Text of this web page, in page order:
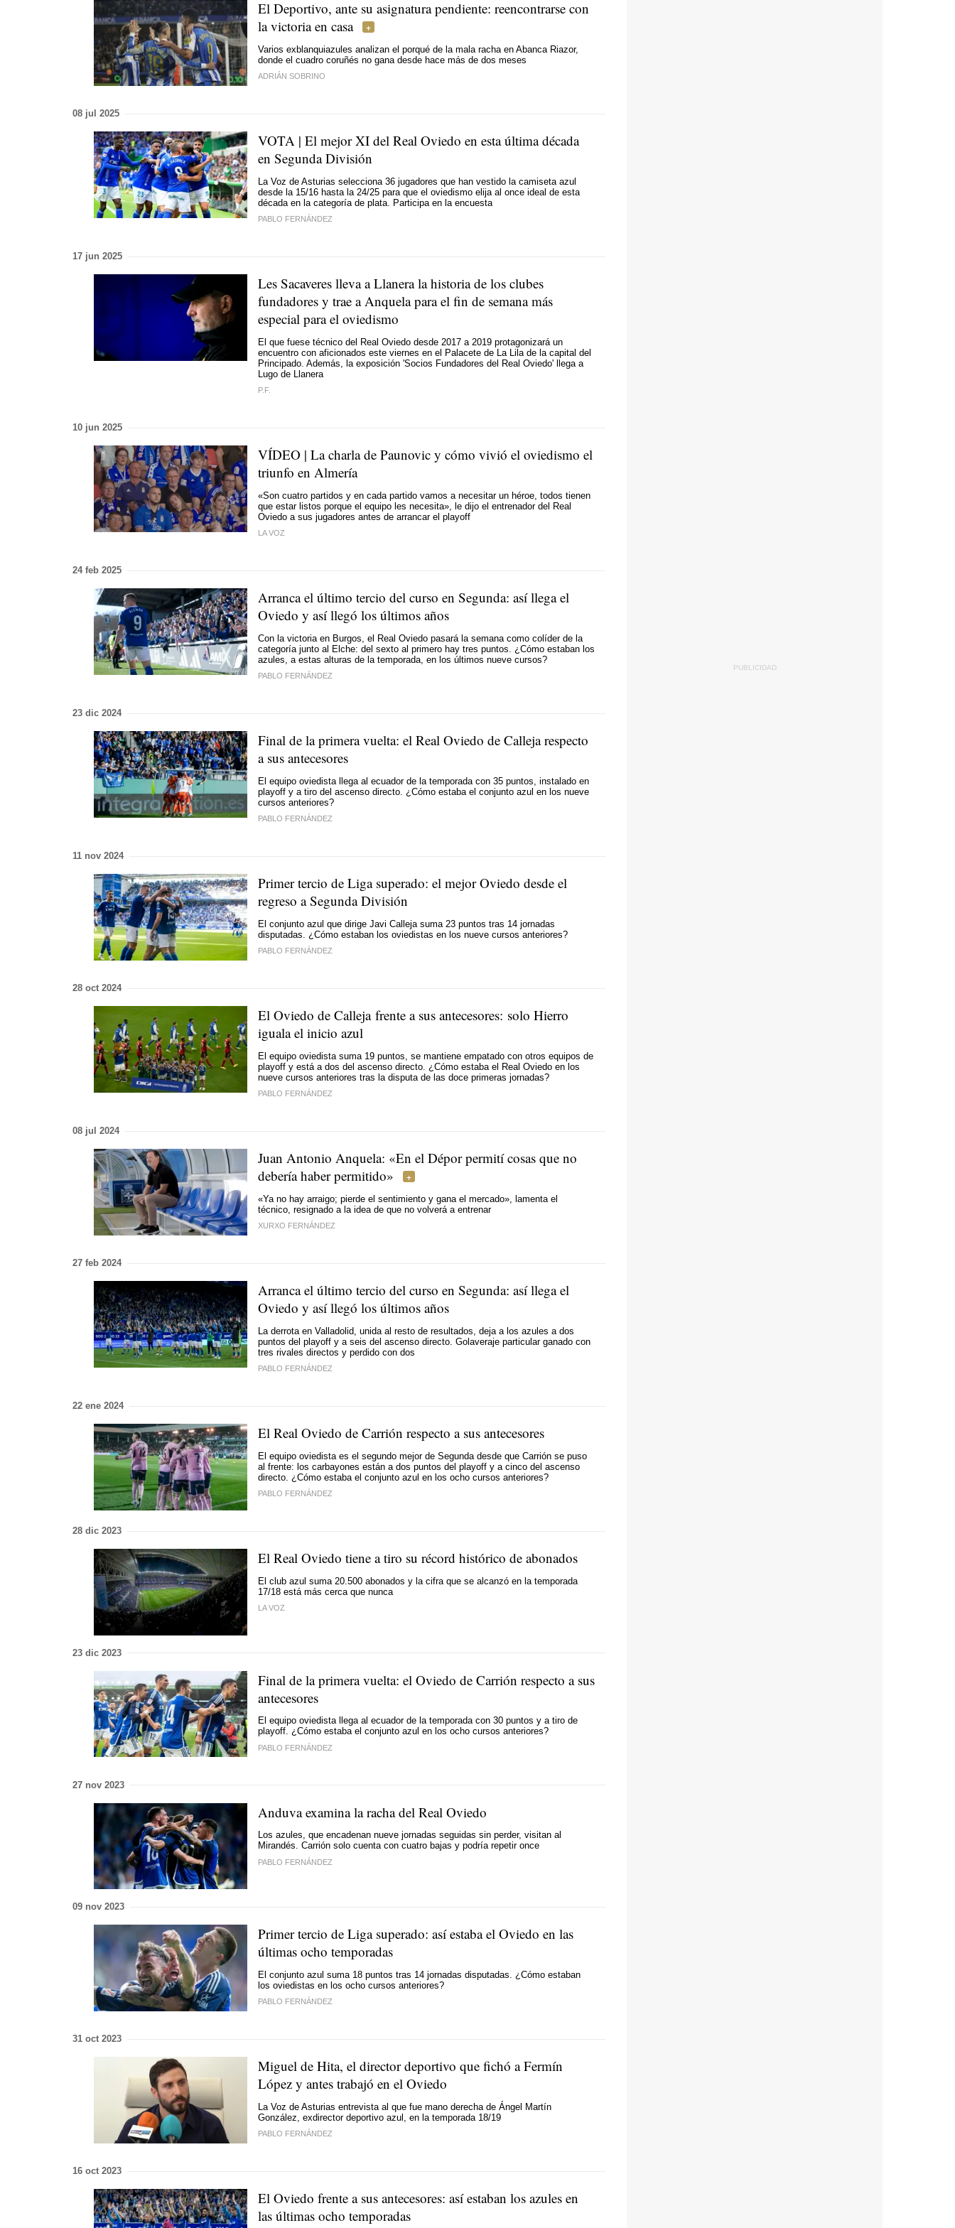
El Deportivo, ante su asignatura pendiente: reencontrarse con
la victoria en casa
Varios exblanquiazules analizan el porqué de la mala racha en Abanca Riazor,
donde el cuadro coruñés no gana desde hace más de dos meses
ADRIÁN SOBRINO
08 jul 2025
VOTA | El mejor XI del Real Oviedo en esta última década
en Segunda División
La Voz de Asturias selecciona 36 jugadores que han vestido la camiseta azul
desde la 15/16 hasta la 24/25 para que el oviedismo elija al once ideal de esta
década en la categoría de plata. Participa en la encuesta
PABLO FERNÁNDEZ
17 jun 2025
Les Sacaveres lleva a Llanera la historia de los clubes
fundadores y trae a Anquela para el fin de semana más
especial para el oviedismo
El que fuese técnico del Real Oviedo desde 2017 a 2019 protagonizará un
encuentro con aficionados este viernes en el Palacete de La Lila de la capital del
Principado. Además, la exposición 'Socios Fundadores del Real Oviedo' llega a
Lugo de Llanera
P.F.
10 jun 2025
VÍDEO | La charla de Paunovic y cómo vivió el oviedismo el
triunfo en Almería
«Son cuatro partidos y en cada partido vamos a necesitar un héroe, todos tienen
que estar listos porque el equipo les necesita», le dijo el entrenador del Real
Oviedo a sus jugadores antes de arrancar el playoff
LA VOZ
24 feb 2025
Arranca el último tercio del curso en Segunda: así llega el
Oviedo y así llegó los últimos años
Con la victoria en Burgos, el Real Oviedo pasará la semana como colíder de la
categoría junto al Elche: del sexto al primero hay tres puntos. ¿Cómo estaban los
azules, a estas alturas de la temporada, en los últimos nueve cursos?
PABLO FERNÁNDEZ
23 dic 2024
Final de la primera vuelta: el Real Oviedo de Calleja respecto
a sus antecesores
El equipo oviedista llega al ecuador de la temporada con 35 puntos, instalado en
playoff y a tiro del ascenso directo. ¿Cómo estaba el conjunto azul en los nueve
cursos anteriores?
PABLO FERNÁNDEZ
11 nov 2024
Primer tercio de Liga superado: el mejor Oviedo desde el
regreso a Segunda División
El conjunto azul que dirige Javi Calleja suma 23 puntos tras 14 jornadas
disputadas. ¿Cómo estaban los oviedistas en los nueve cursos anteriores?
PABLO FERNÁNDEZ
28 oct 2024
El Oviedo de Calleja frente a sus antecesores: solo Hierro
iguala el inicio azul
El equipo oviedista suma 19 puntos, se mantiene empatado con otros equipos de
playoff y está a dos del ascenso directo. ¿Cómo estaba el Real Oviedo en los
nueve cursos anteriores tras la disputa de las doce primeras jornadas?
PABLO FERNÁNDEZ
08 jul 2024
Juan Antonio Anquela: «En el Dépor permití cosas que no
debería haber permitido»
«Ya no hay arraigo; pierde el sentimiento y gana el mercado», lamenta el
técnico, resignado a la idea de que no volverá a entrenar
XURXO FERNÁNDEZ
27 feb 2024
Arranca el último tercio del curso en Segunda: así llega el
Oviedo y así llegó los últimos años
La derrota en Valladolid, unida al resto de resultados, deja a los azules a dos
puntos del playoff y a seis del ascenso directo. Golaveraje particular ganado con
tres rivales directos y perdido con dos
PABLO FERNÁNDEZ
22 ene 2024
El Real Oviedo de Carrión respecto a sus antecesores
El equipo oviedista es el segundo mejor de Segunda desde que Carrión se puso
al frente: los carbayones están a dos puntos del playoff y a cinco del ascenso
directo. ¿Cómo estaba el conjunto azul en los ocho cursos anteriores?
PABLO FERNÁNDEZ
28 dic 2023
El Real Oviedo tiene a tiro su récord histórico de abonados
El club azul suma 20.500 abonados y la cifra que se alcanzó en la temporada
17/18 está más cerca que nunca
LA VOZ
23 dic 2023
Final de la primera vuelta: el Oviedo de Carrión respecto a sus
antecesores
El equipo oviedista llega al ecuador de la temporada con 30 puntos y a tiro de
playoff. ¿Cómo estaba el conjunto azul en los ocho cursos anteriores?
PABLO FERNÁNDEZ
27 nov 2023
Anduva examina la racha del Real Oviedo
Los azules, que encadenan nueve jornadas seguidas sin perder, visitan al
Mirandés. Carrión solo cuenta con cuatro bajas y podría repetir once
PABLO FERNÁNDEZ
09 nov 2023
Primer tercio de Liga superado: así estaba el Oviedo en las
últimas ocho temporadas
El conjunto azul suma 18 puntos tras 14 jornadas disputadas. ¿Cómo estaban
los oviedistas en los ocho cursos anteriores?
PABLO FERNÁNDEZ
31 oct 2023
Miguel de Hita, el director deportivo que fichó a Fermín
López y antes trabajó en el Oviedo
La Voz de Asturias entrevista al que fue mano derecha de Ángel Martín
González, exdirector deportivo azul, en la temporada 18/19
PABLO FERNÁNDEZ
16 oct 2023
El Oviedo frente a sus antecesores: así estaban los azules en
las últimas ocho temporadas